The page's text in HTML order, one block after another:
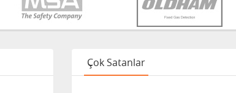
Çok Satanlar